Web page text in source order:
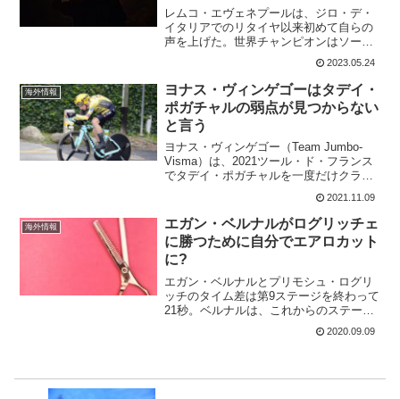
レムコ・エヴェネプールは、ジロ・デ・
イタリアでのリタイヤ以来初めて自らの
声を上げた。世界チャンピオンはソーシ
ャルメディアを通じて最新の医療情報を
提供し、「再びトレーニングする許可が
出た」と述べ、イタリア人からの激しい
批判に噛みついている。自...
2023.05.24
海外情報
ヨナス・ヴィンゲゴーはタデイ・
ポガチャルの弱点が見つからない
と言う
ヨナス・ヴィンゲゴー（Team Jumbo-
Visma）は、2021ツール・ド・フランス
でタデイ・ポガチャルを一度だけクラッ
クさせた。下りで追いついたけれども、
タデイ・ポガチャルが初めてみせた瞬間
だった。2022年のツール・ド・フランス
では...
2021.11.09
海外情報
エガン・ベルナルがログリッチェ
に勝つために自分でエアロカット
に?
エガン・ベルナルとプリモシュ・ログリ
ッチのタイム差は第9ステージを終わって
21秒。ベルナルは、これからのステージ
でこのタイム差を縮めていかなくてはな
らない。第1週が終わった休息日にベルナ
2020.09.09